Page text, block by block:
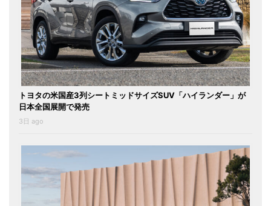
トヨタの米国産3列シートミッドサイズSUV「ハイランダー」が
日本全国展開で発売
3日 ago